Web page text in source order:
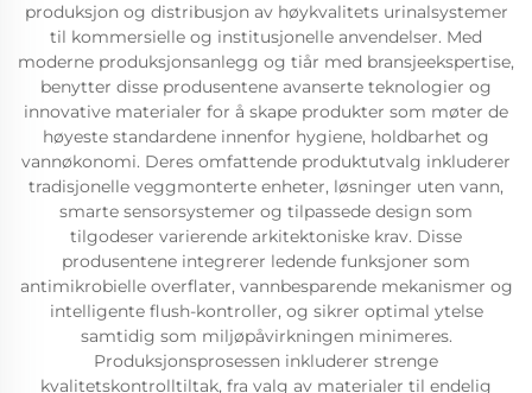
produksjon og distribusjon av høykvalitets urinalsystemer
til kommersielle og institusjonelle anvendelser. Med
moderne produksjonsanlegg og tiår med bransjeekspertise,
benytter disse produsentene avanserte teknologier og
innovative materialer for å skape produkter som møter de
høyeste standardene innenfor hygiene, holdbarhet og
vannøkonomi. Deres omfattende produktutvalg inkluderer
tradisjonelle veggmonterte enheter, løsninger uten vann,
smarte sensorsystemer og tilpassede design som
tilgodeser varierende arkitektoniske krav. Disse
produsentene integrerer ledende funksjoner som
antimikrobielle overflater, vannbesparende mekanismer og
intelligente flush-kontroller, og sikrer optimal ytelse
samtidig som miljøpåvirkningen minimeres.
Produksjonsprosessen inkluderer strenge
kvalitetskontrolltiltak, fra valg av materialer til endelig